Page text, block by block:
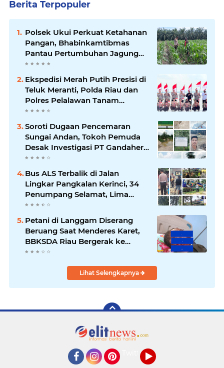
Berita Terpopuler
Polsek Ukui Perkuat Ketahanan
Pangan, Bhabinkamtibmas
Pantau Pertumbuhan Jagung
Petani di Desa Air Hitam
Ekspedisi Merah Putih Presisi di
Teluk Meranti, Polda Riau dan
Polres Pelalawan Tanam
Mangrove Demi Negeri
Soroti Dugaan Pencemaran
Sungai Andan, Tokoh Pemuda
Desak Investigasi PT Gandahera
Hendana
Bus ALS Terbalik di Jalan
Lingkar Pangkalan Kerinci, 34
Penumpang Selamat, Lima
Alami Luka Ringan
Petani di Langgam Diserang
Beruang Saat Menderes Karet,
BBKSDA Riau Bergerak ke
Lokasi
Lihat Selengkapnya
Twitter